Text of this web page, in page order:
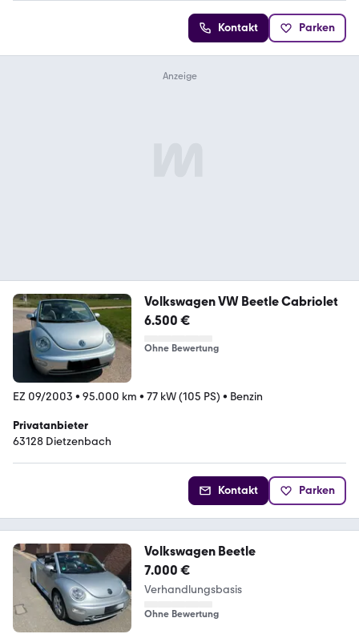
Kontakt Parken
Volkswagen VW Beetle Cabriolet
6.500 €
Ohne Bewertung
EZ 09/2003 • 95.000 km • 77 kW (105 PS) • Benzin
Privatanbieter
63128 Dietzenbach
Kontakt Parken
Volkswagen Beetle
7.000 €
Verhandlungsbasis
Ohne Bewertung